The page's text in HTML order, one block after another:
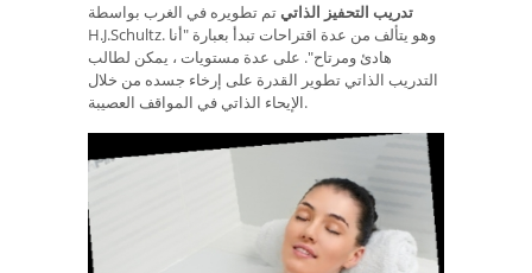
تدريب التحفيز الذاتي تم تطويره في الغرب بواسطة
H.J.Schultz. وهو يتألف من عدة اقتراحات تبدأ بعبارة "أنا
هادئ ومرتاح". على عدة مستويات ، يمكن لطالب
التدريب الذاتي تطوير القدرة على إرخاء جسده من خلال
الإيحاء الذاتي في المواقف العصيبة.